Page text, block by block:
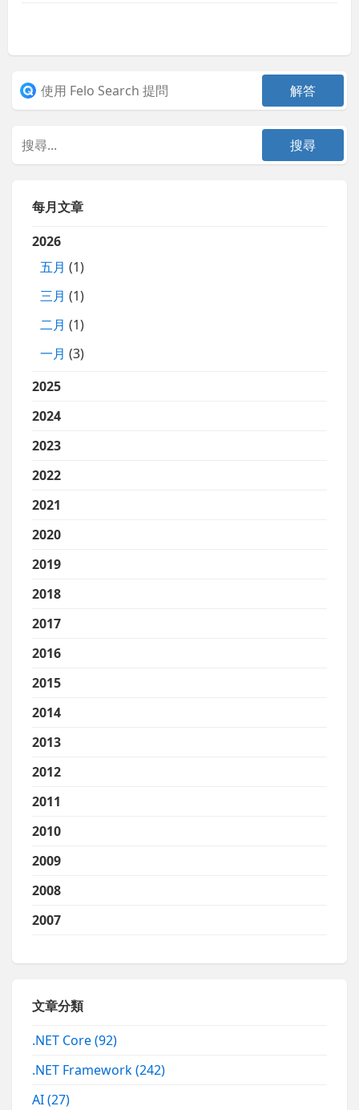
每月文章
2026
五月 (1)
三月 (1)
二月 (1)
一月 (3)
2025
2024
2023
2022
2021
2020
2019
2018
2017
2016
2015
2014
2013
2012
2011
2010
2009
2008
2007
文章分類
.NET Core(92)
.NET Framework(242)
AI(27)